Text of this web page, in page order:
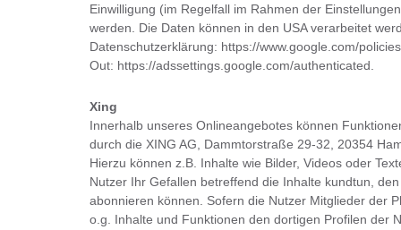
Einwilligung (im Regelfall im Rahmen der
werden. Die Daten können in den USA verarbeitet
Datenschutzerklärung: https://www.google.com/
Out: https://adssettings.google.com/authenticated.
Xing
Innerhalb unseres Onlineangebotes können
durch die XING AG, Dammtorstraße 29-32, 20354
Hierzu können z.B. Inhalte wie Bilder, Videos oder
Nutzer Ihr Gefallen betreffend die Inhalte kundtun,
abonnieren können. Sofern die Nutzer Mitglieder der
o.g. Inhalte und Funktionen den dortigen Profilen der